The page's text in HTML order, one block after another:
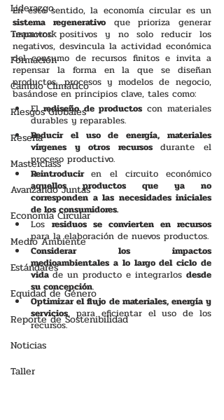
Liderazgo
Teamwork
Formación
Cambio Climático
Riesgos Globales
Reseña
Masterclass
Avanzando Juntas
Economía Circular
Medio Ambiente
Estándares
Equidad de Género
Reporte de Sostenibilidad
Noticias
Taller
sistema regenerativo que prioriza generar
impactos positivos y no solo reducir los
negativos, desvincula la actividad económica
del consumo de recursos finitos e invita a
repensar la forma en la que se diseñan
productos, procesos y modelos de negocio,
basándose en principios clave, tales como:
El rediseño de productos con materiales
durables y reparables.
Reducir el uso de energía, materiales
vírgenes y otros recursos durante el
proceso productivo.
Reintroducir
aquellos productos que ya no
corresponden a las necesidades iniciales
de los consumidores.
Los
para la elaboración de nuevos productos.
Considerar los impactos
medioambientales a lo largo del ciclo de
vida de un producto e integrarlos desde
su concepción.
Optimizar el flujo de materiales, energía y
servicios, para eficientar el uso de los
recursos.